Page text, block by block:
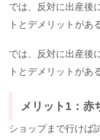
では、反対に出産後
トとデメリットがあ
では、反対に出産後
トとデメリットがあ
メリット1：赤
ショップまで行けば